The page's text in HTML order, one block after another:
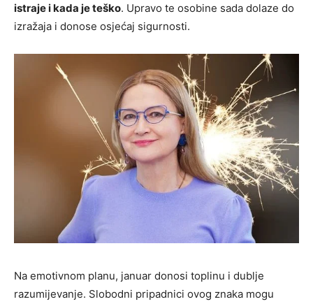
istraje i kada je teško. Upravo te osobine sada dolaze do
izražaja i donose osjećaj sigurnosti.
Na emotivnom planu, januar donosi toplinu i dublje
razumijevanje. Slobodni pripadnici ovog znaka mogu